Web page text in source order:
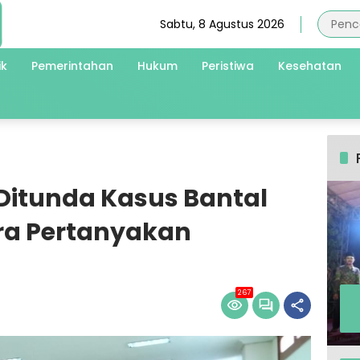
Sabtu, 8 Agustus 2026
Pemerintahan Hukum Peristiwa Kesehatan
Kasus Bantal
Pertanyakan
267